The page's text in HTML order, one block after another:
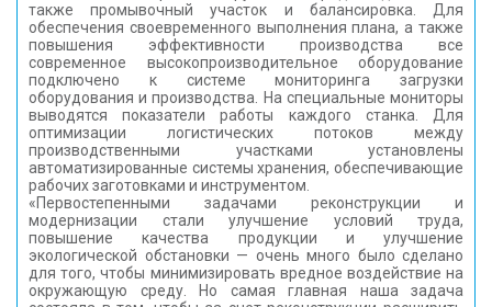
также промывочный участок и балансировка. Для
обеспечения своевременного выполнения плана, а также
повышения эффективности производства все
современное высокопроизводительное оборудование
подключено к системе мониторинга загрузки
оборудования и производства. На специальные мониторы
выводятся показатели работы каждого станка. Для
оптимизации логистических потоков между
производственными участками установлены
автоматизированные системы хранения, обеспечивающие
рабочих заготовками и инструментом.
«Первостепенными задачами реконструкции и
модернизации стали улучшение условий труда,
повышение качества продукции и улучшение
экологической обстановки — очень много было сделано
для того, чтобы минимизировать вредное воздействие на
окружающую среду. Но самая главная наша задача